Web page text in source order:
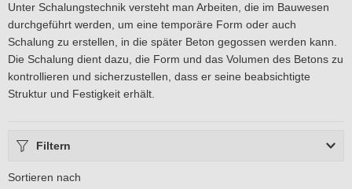
Unter Schalungstechnik versteht man Arbeiten, die im Bauwesen
durchgeführt werden, um eine temporäre Form oder auch
Schalung zu erstellen, in die später Beton gegossen werden kann.
Die Schalung dient dazu, die Form und das Volumen des Betons zu
kontrollieren und sicherzustellen, dass er seine beabsichtigte
Struktur und Festigkeit erhält.
Filtern
Sortieren nach